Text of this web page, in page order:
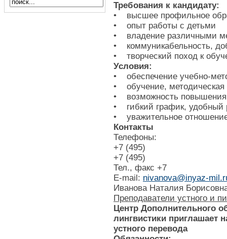
Требования к кандидату:
• высшее профильное
• опыт работы с детьми
• владение различными
• коммуникабельность,
• творческий поход к
Условия:
• обеспечение учебно-
• обучение, методическая
• возможность
• гибкий график, удобный
• уважительное
Контакты
Телефоны:
+7 (495)
+7 (495)
Тел., факс +7
E-mail: nivanova@inyaz-
Иванова Наталия
Преподаватели устного и
Центр Дополнительного
лингвистики приглашает
устного перевода